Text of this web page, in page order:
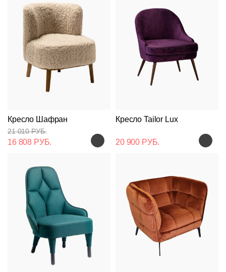
Кресло Шафран
21 010 РУБ.
16 808 РУБ.
Кресло Tailor Lux
20 900 РУБ.